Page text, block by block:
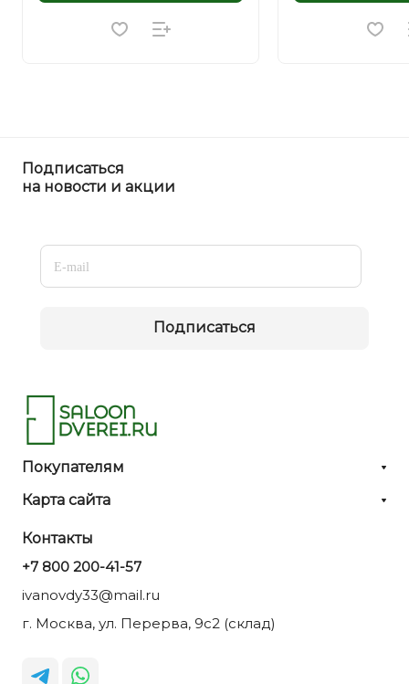
Подписаться
на новости и акции
Подписаться
Покупателям
Карта сайта
Контакты
+7 800 200-41-57
ivanovdy33@mail.ru
г. Москва, ул. Перерва, 9с2 (склад)